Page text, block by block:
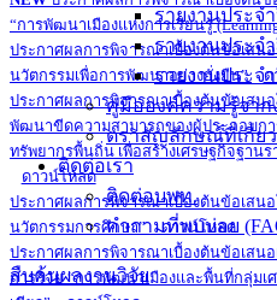
รายงานประจำ
รายงานประจำ
รายงานประจำ
คู่มือองค์ความรู้จาก
ตราสัญลักษณ์ที่เกี่ย
ติดต่อเรา
ติดต่อบพท.
คำถามที่พบบ่อย
สืบค้นผลงานวิจัย
“การพัฒนาเมืองแห่งการเรียนรู้
ประกาศผลการพิจารณาเบื้องต้นข้อเสน
นวัตกรรมเพื่อการพัฒนาอย่างยั่งยืน”
ด
ประกาศผลการพิจารณาเบื้องต้นข้อเสน
พัฒนาขีดความสามารถของผู้ประกอบกา
ทรัพยากรพื้นถิ่น เพื่อสร้างเศรษฐกิจฐาน
ดาวน์โหลด
ประกาศผลการพิจารณาเบื้องต้นข้อเสน
นวัตกรรมการศึกษา”
ดาวน์โหลด
ประกาศผลการพิจารณาเบื้องต้นข้อเสนอ
การวิจัย “การพัฒนาเมืองและพื้นที่กลุ่มเ